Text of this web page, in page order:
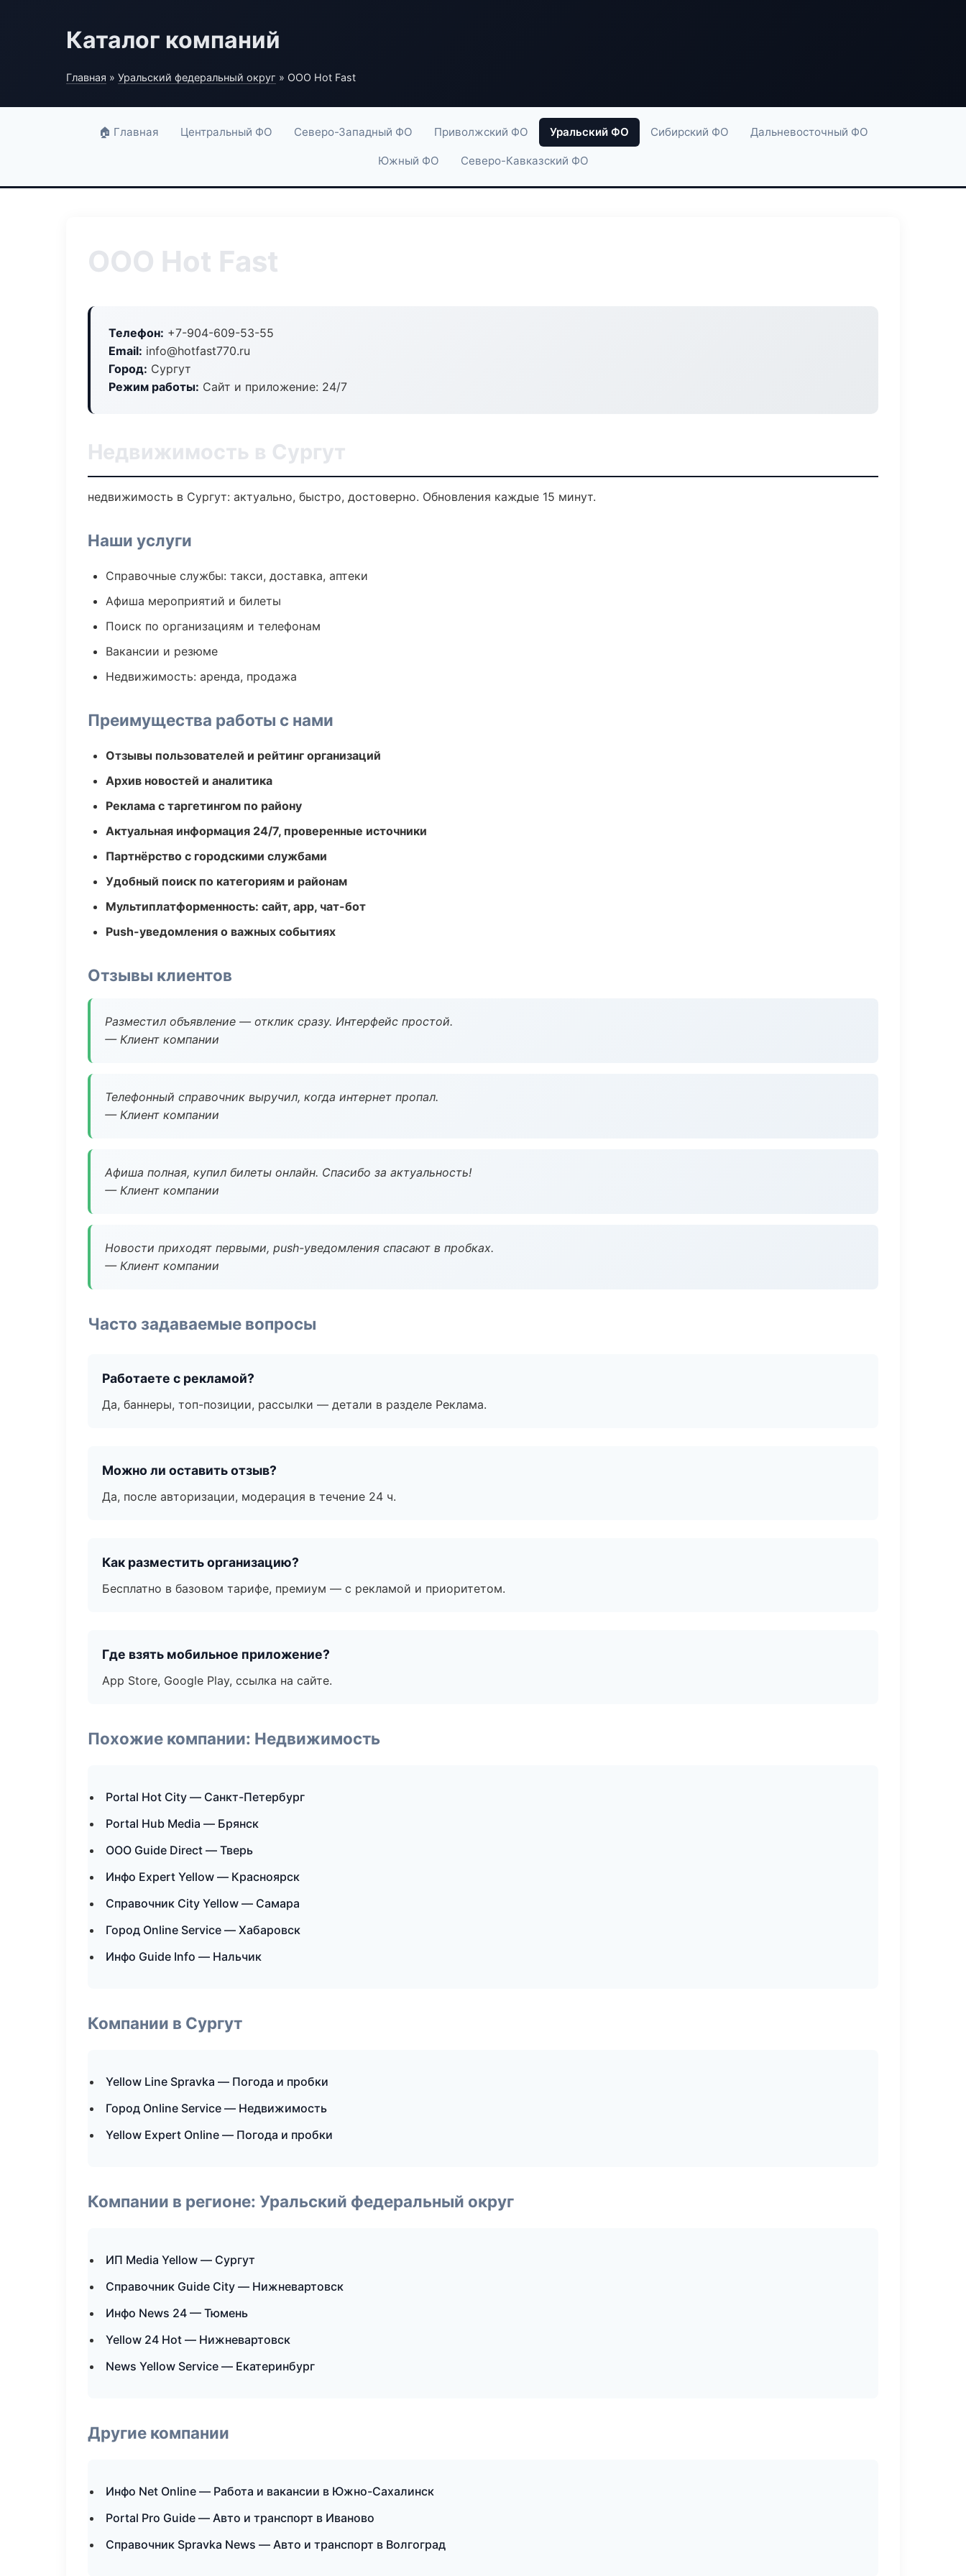
Каталог компаний
Главная » Уральский федеральный округ » ООО Hot Fast
🏠 Главная Центральный ФО Северо-Западный ФО Приволжский ФО Уральский ФО Сибирский ФО Дальневосточный ФО
Южный ФО Северо-Кавказский ФО
ООО Hot Fast
Телефон: +7-904-609-53-55
Email: info@hotfast770.ru
Город: Сургут
Режим работы: Сайт и приложение: 24/7
Недвижимость в Сургут
недвижимость в Сургут: актуально, быстро, достоверно. Обновления каждые 15 минут.
Наши услуги
Справочные службы: такси, доставка, аптеки
Афиша мероприятий и билеты
Поиск по организациям и телефонам
Вакансии и резюме
Недвижимость: аренда, продажа
Преимущества работы с нами
Отзывы пользователей и рейтинг организаций
Архив новостей и аналитика
Реклама с таргетингом по району
Актуальная информация 24/7, проверенные источники
Партнёрство с городскими службами
Удобный поиск по категориям и районам
Мультиплатформенность: сайт, app, чат-бот
Push-уведомления о важных событиях
Отзывы клиентов
Разместил объявление — отклик сразу. Интерфейс простой.
— Клиент компании
Телефонный справочник выручил, когда интернет пропал.
— Клиент компании
Афиша полная, купил билеты онлайн. Спасибо за актуальность!
— Клиент компании
Новости приходят первыми, push-уведомления спасают в пробках.
— Клиент компании
Часто задаваемые вопросы
Работаете с рекламой?
Да, баннеры, топ-позиции, рассылки — детали в разделе Реклама.
Можно ли оставить отзыв?
Да, после авторизации, модерация в течение 24 ч.
Как разместить организацию?
Бесплатно в базовом тарифе, премиум — с рекламой и приоритетом.
Где взять мобильное приложение?
App Store, Google Play, ссылка на сайте.
Похожие компании: Недвижимость
Portal Hot City — Санкт-Петербург
Portal Hub Media — Брянск
ООО Guide Direct — Тверь
Инфо Expert Yellow — Красноярск
Справочник City Yellow — Самара
Город Online Service — Хабаровск
Инфо Guide Info — Нальчик
Компании в Сургут
Yellow Line Spravka — Погода и пробки
Город Online Service — Недвижимость
Yellow Expert Online — Погода и пробки
Компании в регионе: Уральский федеральный округ
ИП Media Yellow — Сургут
Справочник Guide City — Нижневартовск
Инфо News 24 — Тюмень
Yellow 24 Hot — Нижневартовск
News Yellow Service — Екатеринбург
Другие компании
Инфо Net Online — Работа и вакансии в Южно-Сахалинск
Portal Pro Guide — Авто и транспорт в Иваново
Справочник Spravka News — Авто и транспорт в Волгоград